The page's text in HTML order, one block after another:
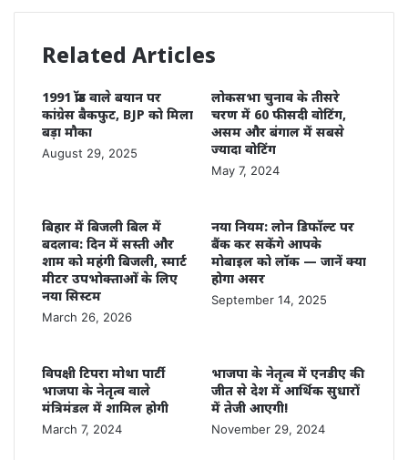
Related Articles
1991 फ्रॉड वाले बयान पर
कांग्रेस बैकफुट, BJP को मिला
बड़ा मौका
August 29, 2025
लोकसभा चुनाव के तीसरे
चरण में 60 फीसदी वोटिंग,
असम और बंगाल में सबसे
ज्यादा वोटिंग
May 7, 2024
बिहार में बिजली बिल में
बदलाव: दिन में सस्ती और
शाम को महंगी बिजली, स्मार्ट
मीटर उपभोक्ताओं के लिए
नया सिस्टम
March 26, 2026
नया नियम: लोन डिफॉल्ट पर
बैंक कर सकेंगे आपके
मोबाइल को लॉक — जानें क्या
होगा असर
September 14, 2025
विपक्षी टिपरा मोथा पार्टी
भाजपा के नेतृत्व वाले
मंत्रिमंडल में शामिल होगी
March 7, 2024
भाजपा के नेतृत्व में एनडीए की
जीत से देश में आर्थिक सुधारों
में तेजी आएगी!
November 29, 2024